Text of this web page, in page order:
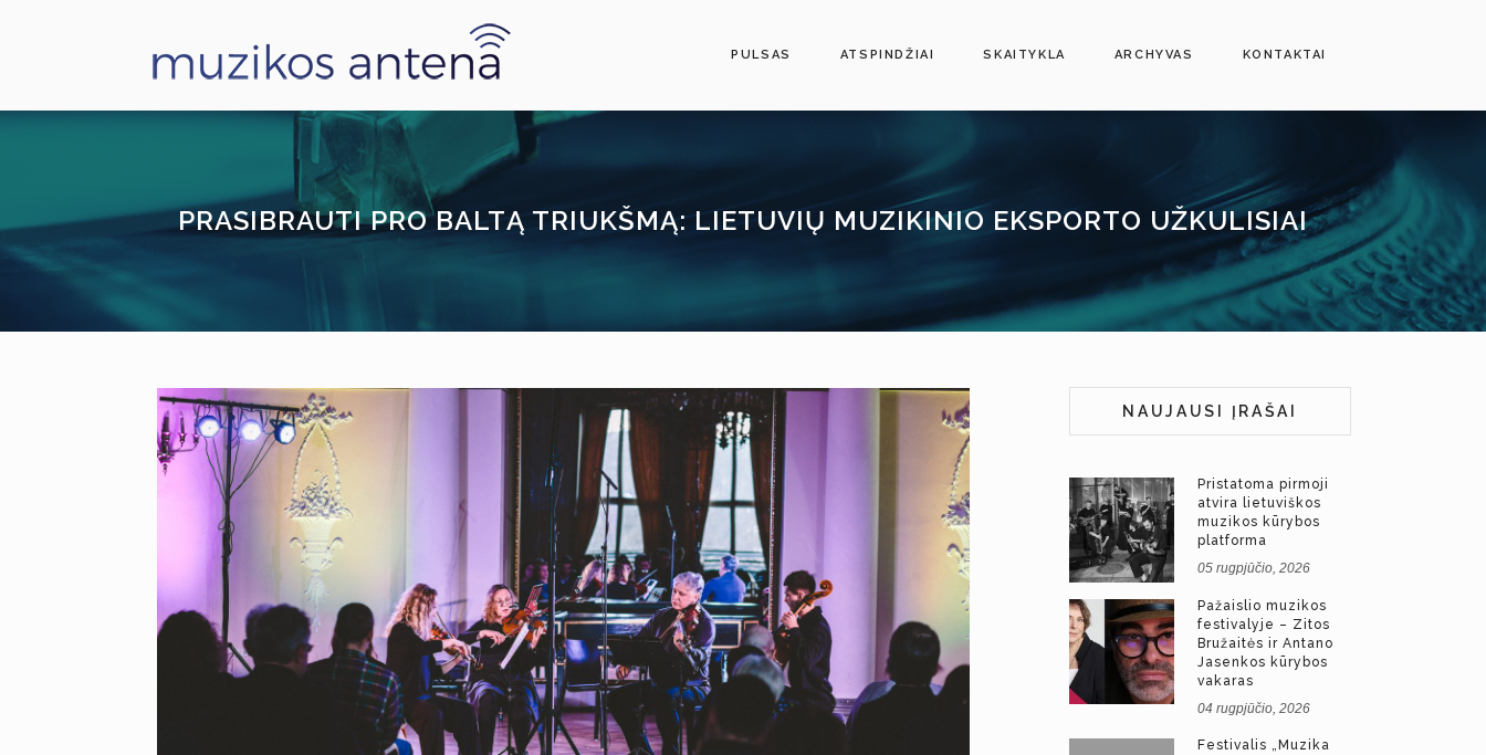
PULSAS ATSPINDŽIAI SKAITYKLA ARCHYVAS KONTAKTAI
PRASIBRAUTI PRO BALTĄ TRIUKŠMĄ: LIETUVIŲ MUZIKINIO EKSPORTO UŽKULISIAI
NAUJAUSI ĮRAŠAI
Pristatoma pirmoji
atvira lietuviškos
muzikos kūrybos
platforma
05 rugpjūčio, 2026
Pažaislio muzikos
festivalyje – Zitos
Bružaitės ir Antano
Jasenkos kūrybos
vakaras
04 rugpjūčio, 2026
Festivalis „Muzika